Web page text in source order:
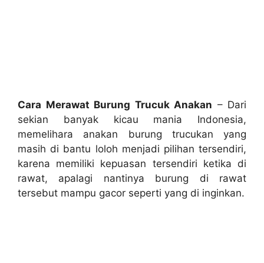
Cara Merawat Burung Trucuk Anakan – Dari
sekian banyak kicau mania Indonesia,
memelihara anakan burung trucukan yang
masih di bantu loloh menjadi pilihan tersendiri,
karena memiliki kepuasan tersendiri ketika di
rawat, apalagi nantinya burung di rawat
tersebut mampu gacor seperti yang di inginkan.